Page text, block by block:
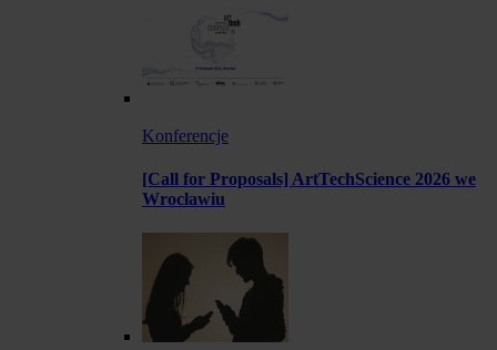
Konferencje
[Call for Proposals] ArtTechScience 2026 we
Wrocławiu